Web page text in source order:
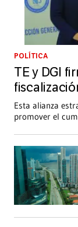
POLÍTICA
TE y DGI
Esta alianza
promover el